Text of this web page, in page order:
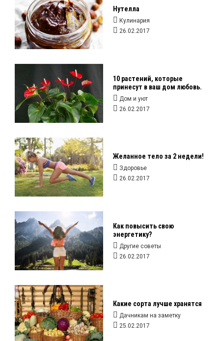
Нутелла
Кулинария
26.02.2017
10 растений, которые
принесут в ваш дом любовь.
Дом и уют
26.02.2017
Желанное тело за 2 недели!
Здоровье
26.02.2017
Как повысить свою
энергетику?
Другие советы
26.02.2017
Какие сорта лучше хранятся
Дачникам на заметку
25.02.2017